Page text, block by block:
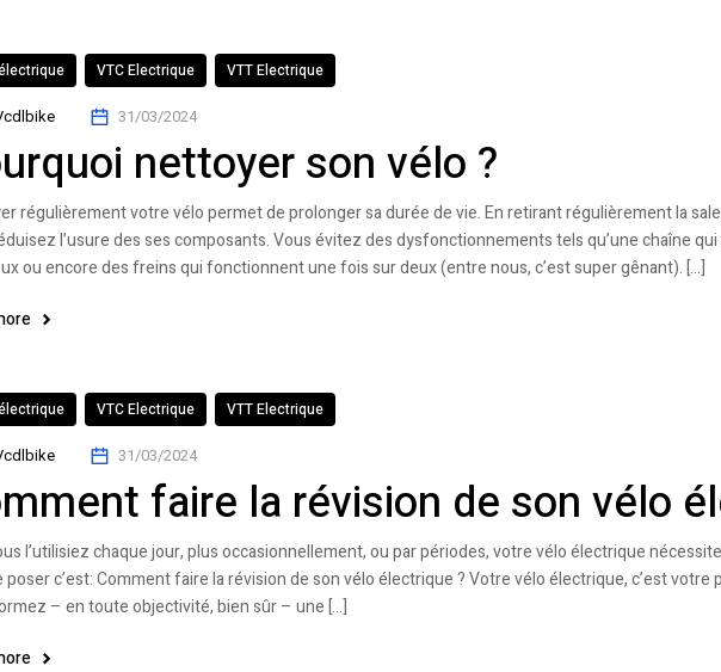
VTC Electrique VTT Electrique
31/03/2024
nettoyer son vélo ?
régulièrement votre vélo permet de prolonger sa durée de vie. En retirant régulièrement la
l’usure des ses composants. Vous évitez des dysfonctionnements tels qu’une chaîne
ou encore des freins qui fonctionnent une fois sur deux (entre nous, c’est super gênant). […]
VTC Electrique VTT Electrique
31/03/2024
faire la révision de son vélo
l’utilisiez chaque jour, plus occasionnellement, ou par périodes, votre vélo électrique
poser c’est: Comment faire la révision de son vélo électrique ? Votre vélo électrique, c’est
– en toute objectivité, bien sûr – une […]